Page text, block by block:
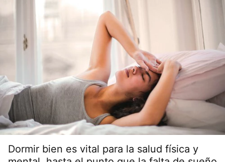
Dormir bien es vital para la salud física y